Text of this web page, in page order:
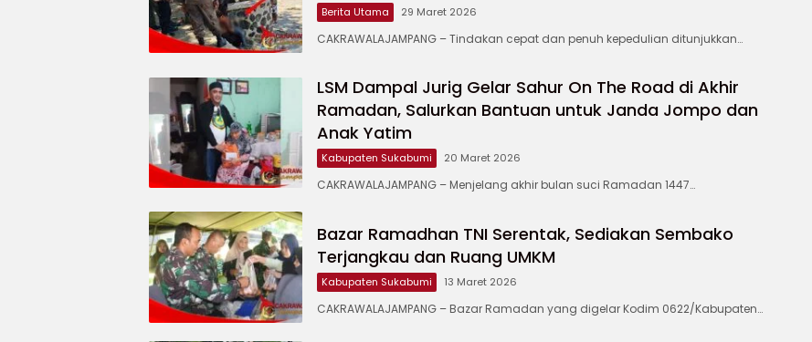
Berita Utama 29 Maret 2026
CAKRAWALAJAMPANG – Tindakan cepat dan penuh kepedulian ditunjukkan…
LSM Dampal Jurig Gelar Sahur On The Road di Akhir
Ramadan, Salurkan Bantuan untuk Janda Jompo dan
Anak Yatim
Kabupaten Sukabumi 20 Maret 2026
CAKRAWALAJAMPANG – Menjelang akhir bulan suci Ramadan 1447…
Bazar Ramadhan TNI Serentak, Sediakan Sembako
Terjangkau dan Ruang UMKM
Kabupaten Sukabumi 13 Maret 2026
CAKRAWALAJAMPANG – Bazar Ramadan yang digelar Kodim 0622/Kabupaten…